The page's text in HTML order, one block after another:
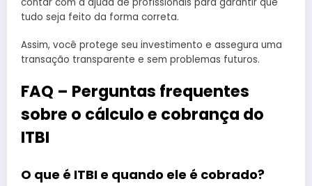
tudo seja feito da forma correta.
Assim, você protege seu investimento e assegura uma
transação transparente e sem problemas futuros.
FAQ – Perguntas frequentes
sobre o cálculo e cobrança do
ITBI
O que é ITBI e quando ele é cobrado?